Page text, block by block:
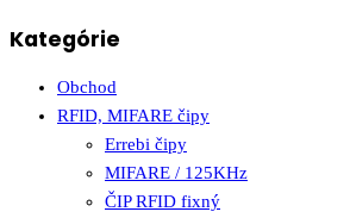
Kategórie
Obchod
RFID, MIFARE čipy
Errebi čipy
MIFARE / 125KHz
ČIP RFID fixný